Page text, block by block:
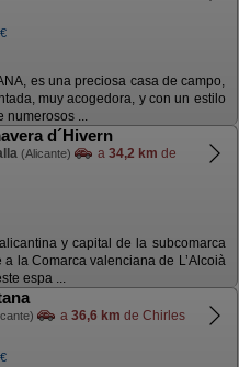
es una preciosa casa de campo,
muy acogedora, y con un estilo
numerosos ...
d´Hivern
(Alicante) a 34,2 km de
y capital de la subcomarca
la Comarca valenciana de L’Alcoià
espa ...
a 36,6 km de Chirles